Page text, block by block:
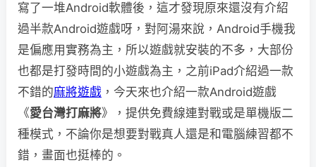
寫了一堆Android軟體後，這才發現原來還沒有介紹
過半款Android遊戲呀，對阿湯來說，Android手機我
是偏應用實務為主，所以遊戲就安裝的不多，大部份
也都是打發時間的小遊戲為主，之前iPad介紹過一款
不錯的麻將遊戲 ，今天來也介紹一款Android遊戲
《愛台灣打麻將》，提供免費線連對戰或是單機版二
種模式，不論你是想要對戰真人還是和電腦練習都不
錯，畫面也挺棒的。